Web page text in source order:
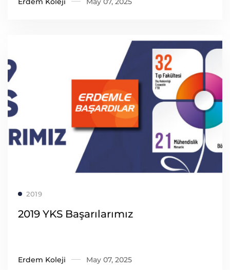
2019
2019 YKS Başarılarımız
Erdem Koleji May 07, 2025